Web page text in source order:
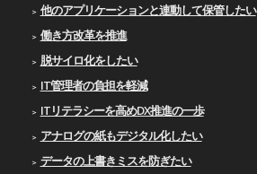
他のアプリケーションと連動して保管したい
働き方改革を推進
脱サイロ化をしたい
IT管理者の負担を軽減
ITリテラシーを高めDX推進の一歩
アナログの紙もデジタル化したい
データの上書きミスを防ぎたい